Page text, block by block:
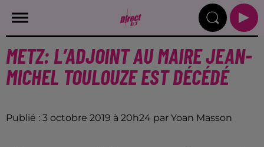
METZ: L’ADJOINT AU MAIRE JEAN-
MICHEL TOULOUZE EST DÉCÉDÉ
Publié : 3 octobre 2019 à 20h24 par Yoan Masson